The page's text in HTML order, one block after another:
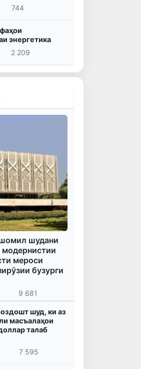
744
энергетика
2 209
шудани
мероси
бузурги
9 681
шуд, ки аз
масъалаҳои
талаб
7 595